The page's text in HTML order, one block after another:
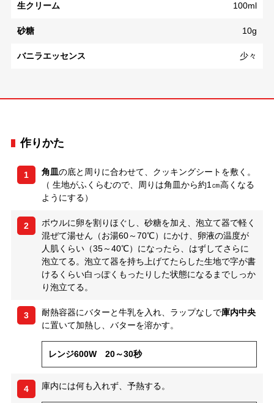
生クリーム 100ml
砂糖 10g
バニラエッセンス 少々
作りかた
1 角皿の底と周りに合わせて、クッキングシートを敷く。
（ 生地がふくらむので、周りは角皿から約1㎝高くなる
ようにする）
2
ボウルに卵を割りほぐし、砂糖を加え、泡立て器で軽く
混ぜて湯せん（お湯60～70℃）にかけ、卵液の温度が
人肌くらい（35～40℃）になったら、はずしてさらに
泡立てる。泡立て器を持ち上げてたらした生地で字が書
けるくらい白っぽくもったりした状態になるまでしっか
り泡立てる。
3 耐熱容器にバターと牛乳を入れ、ラップなしで庫内中央
に置いて加熱し、バターを溶かす。
レンジ600W 20～30秒
4 庫内には何も入れず、予熱する。